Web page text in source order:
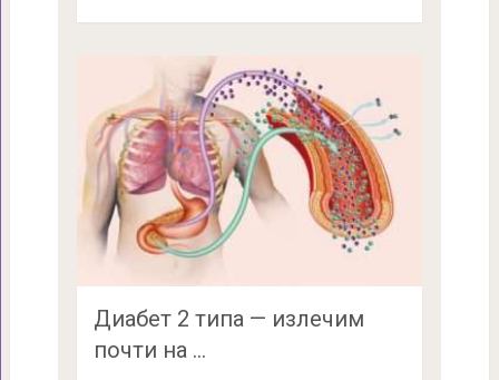
Диабет 2 типа — излечим
почти на …